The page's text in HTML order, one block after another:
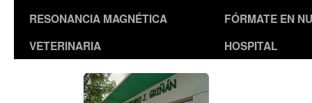
RESONANCIA MAGNÉTICA
VETERINARIA
FÓRMATE EN
HOSPITAL